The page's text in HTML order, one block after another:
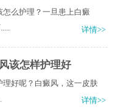
么护理？一旦患上白癜
详情>>
该怎样护理好
好呢？白癜风，这一皮肤
详情>>